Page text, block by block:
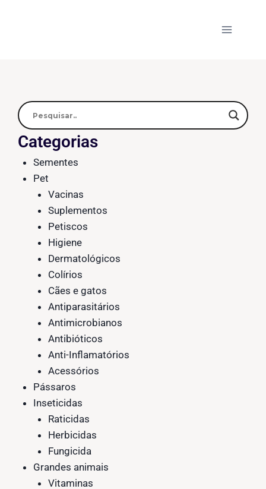
Categorias
Sementes
Pet
Vacinas
Suplementos
Petiscos
Higiene
Dermatológicos
Colírios
Cães e gatos
Antiparasitários
Antimicrobianos
Antibióticos
Anti-Inflamatórios
Acessórios
Pássaros
Inseticidas
Raticidas
Herbicidas
Fungicida
Grandes animais
Vitaminas